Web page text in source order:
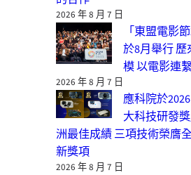
2026 年 8 月 7 日
「東盟電影
於8月舉行
模 以電影連
2026 年 8 月 7 日
應科院於
大科技研發
洲最佳成績 三項技術榮膺
新獎項
2026 年 8 月 7 日